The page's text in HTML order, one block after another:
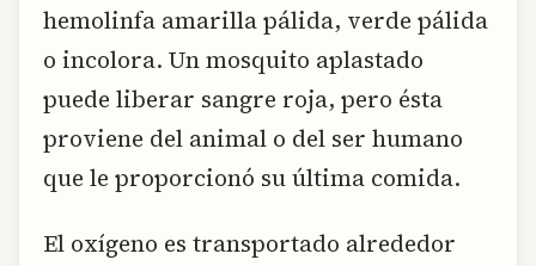
hemolinfa amarilla pálida, verde pálida
o incolora. Un mosquito aplastado
puede liberar sangre roja, pero ésta
proviene del animal o del ser humano
que le proporcionó su última comida.
El oxígeno es transportado alrededor